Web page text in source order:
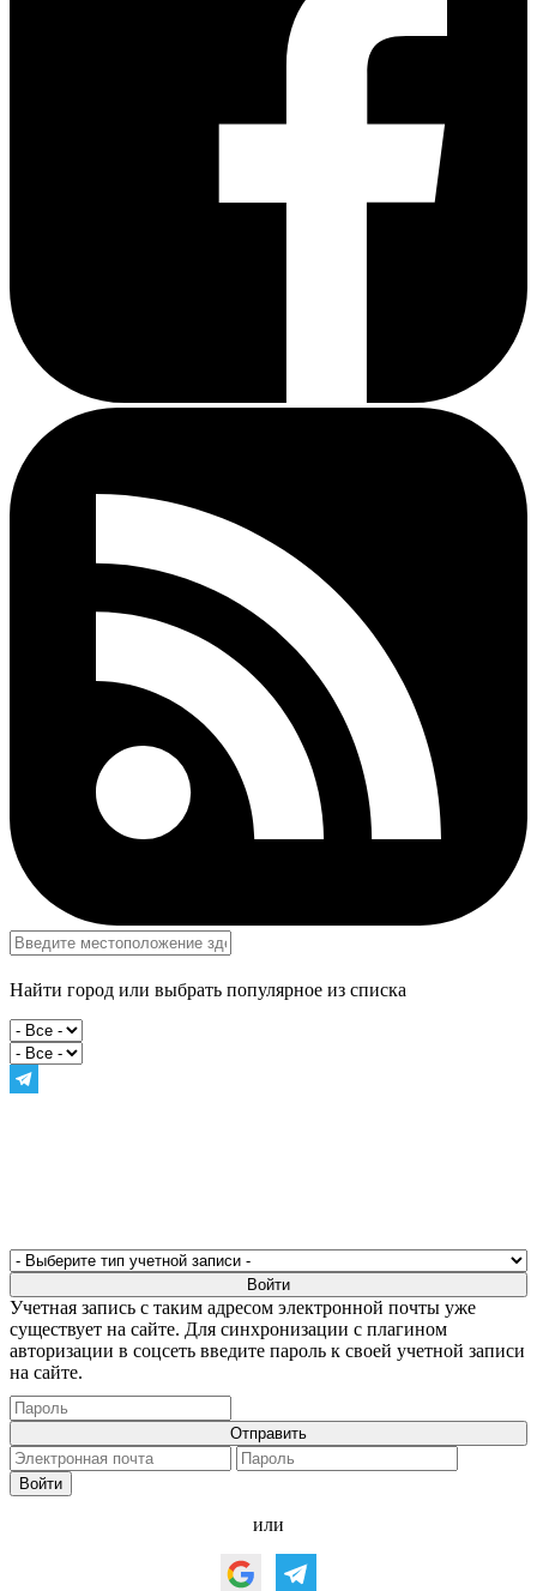
Найти город или выбрать популярное из списка
Учетная запись с таким адресом электронной почты уже
существует на сайте. Для синхронизации с плагином
авторизации в соцсеть введите пароль к своей учетной записи
на сайте.
или